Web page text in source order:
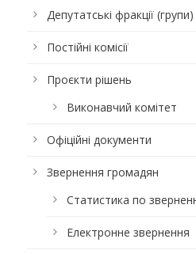
Депутатські фракції (групи)
Постійні комісії
Проєкти рішень
Виконавчий комітет
Офіційні документи
Звернення громадян
Статистика по
Електронне звернення